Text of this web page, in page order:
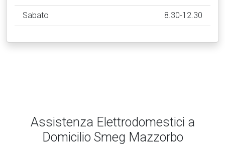
Sabato 8.30-12.30
Assistenza Elettrodomestici a
Domicilio Smeg Mazzorbo